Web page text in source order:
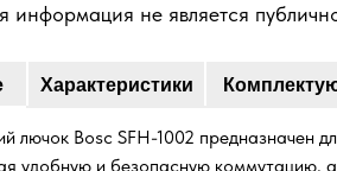
информация не является
Характеристики
лючок Bosc SFH-1002 предназначен
удобную и безопасную коммутацию,